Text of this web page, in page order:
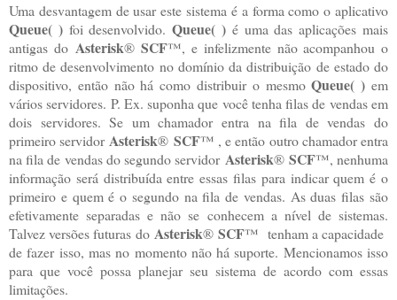
Uma desvantagem de usar este sistema é a forma como o aplicativo
Queue( )foi desenvolvido.Queue( ) é uma das aplicações mais
antigas do Asterisk®SCF™, e infelizmente não acompanhou o
ritmo de desenvolvimento no domínio da distribuição de estado do
dispositivo, então não há como distribuir o mesmoQueue( ) em
vários servidores. P. Ex. suponha que você tenha filas de vendas em
dois servidores. Se um chamador entra na fila de vendas do
primeiro servidor Asterisk® SCF™ , e então outro chamador entra
na fila de vendas do segundo servidor Asterisk® SCF™, nenhuma
informação será distribuída entre essas filas para indicar quem é o
primeiro e quem é o segundo na fila de vendas. As duas filas são
efetivamente separadas e não se conhecem a nível de sistemas.
Talvez versões futuras do Asterisk®SCF™ tenham a capacidade
de fazer isso, mas no momento não há suporte. Mencionamos isso
para que você possa planejar seu sistema de acordo com essas
limitações.